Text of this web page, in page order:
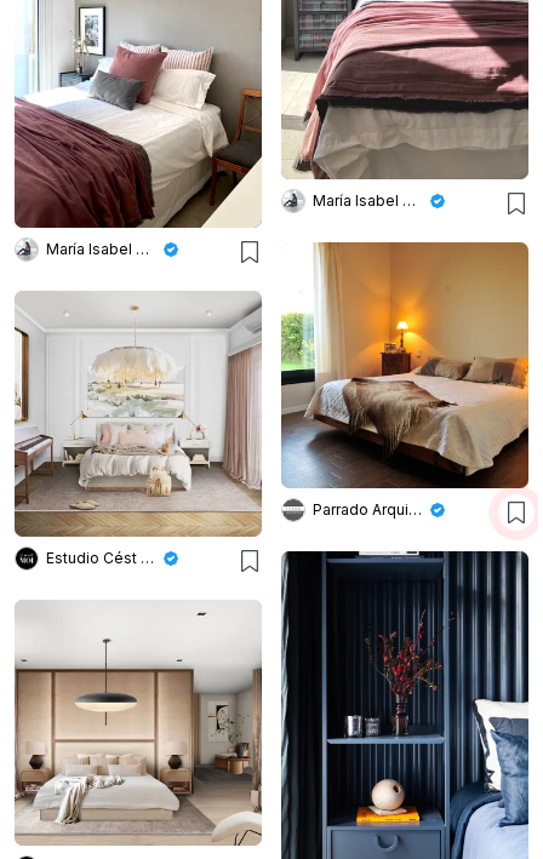
María Isabel Wetzel
María Isabel Wetzel
Parrado Arquitectura
Estudio Cést Moi